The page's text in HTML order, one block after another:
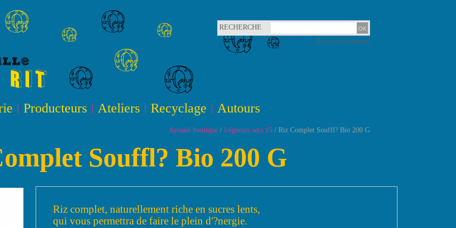
RECHERCHE
Recherche avancée
Producteurs Ateliers Recyclage Autours
Accueil boutique /Légumes secs 15 / Riz Complet Souffl? Bio 200 G
Souffl? Bio 200 G
Riz complet, naturellement riche en sucres lents,
qui vous permettra de faire le plein d'?nergie.